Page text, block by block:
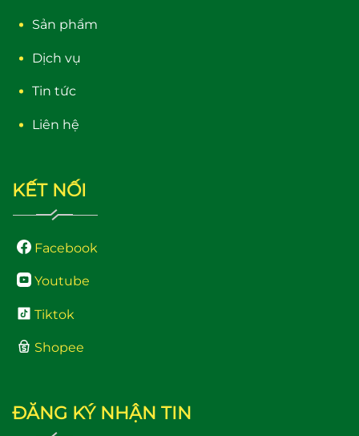
Sản phẩm
Dịch vụ
Tin tức
Liên hệ
KẾT NỐI
Facebook
Youtube
Tiktok
Shopee
ĐĂNG KÝ NHẬN TIN